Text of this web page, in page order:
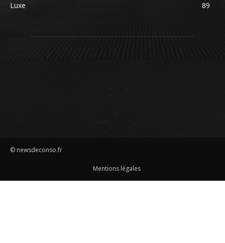
Luxe
89
© newsdeconso.fr
Mentions légales